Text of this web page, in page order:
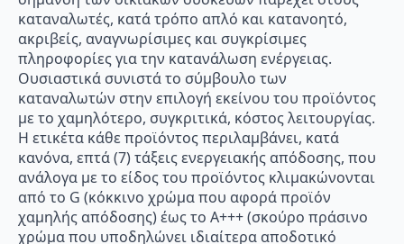
καταναλωτές, κατά τρόπο απλό και κατανοητό,
ακριβείς, αναγνωρίσιμες και συγκρίσιμες
πληροφορίες για την κατανάλωση ενέργειας.
Ουσιαστικά συνιστά το σύμβουλο των
καταναλωτών στην επιλογή εκείνου του προϊόντος
με το χαμηλότερο, συγκριτικά, κόστος λειτουργίας.
Η ετικέτα κάθε προϊόντος περιλαμβάνει, κατά
κανόνα, επτά (7) τάξεις ενεργειακής απόδοσης, που
ανάλογα με το είδος του προϊόντος κλιμακώνονται
από το G (κόκκινο χρώμα που αφορά προϊόν
χαμηλής απόδοσης) έως το Α+++ (σκούρο πράσινο
χρώμα που υποδηλώνει ιδιαίτερα αποδοτικό